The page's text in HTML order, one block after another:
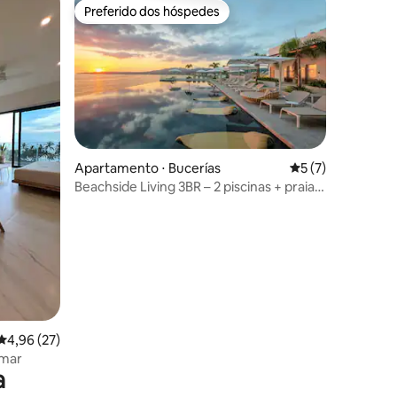
de uma avaliação média de 5, 27 avaliações
4,96 (27)
Preferido dos hóspedes
Preferido dos hóspedes
Apartamento ⋅ Bucerías 5 de uma
5 (7)
Beachside Living 3BR – 2 piscinas + praia+